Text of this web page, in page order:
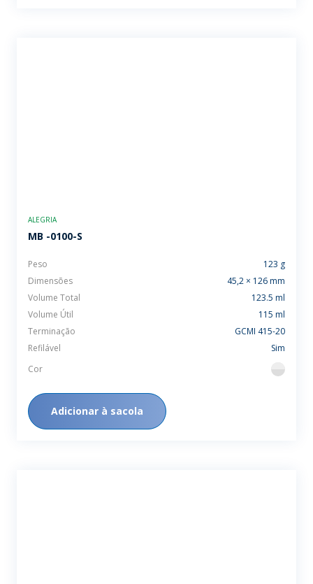
ALEGRIA
MB -0100-S
Peso
123 g
Dimensões
45,2 × 126 mm
Volume Total
123.5 ml
Volume Útil
115 ml
Terminação
GCMI 415-20
Refilável
Sim
Cor
flint
Adicionar à sacola